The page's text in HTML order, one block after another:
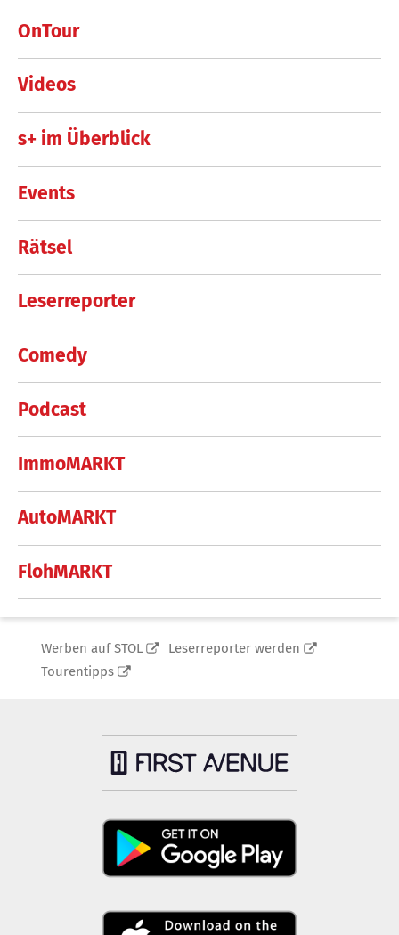
OnTour
Videos
s+ im Überblick
Events
Rätsel
Leserreporter
Comedy
Podcast
ImmoMARKT
AutoMARKT
FlohMARKT
Werben auf STOL
Leserreporter werden
Tourentipps